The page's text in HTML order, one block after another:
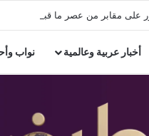
على مقابر من عصر ما قبل
أخبار عربية وعالمية نواب